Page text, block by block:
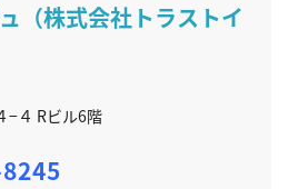
（株式会社トラストイ
−４ Rビル6階